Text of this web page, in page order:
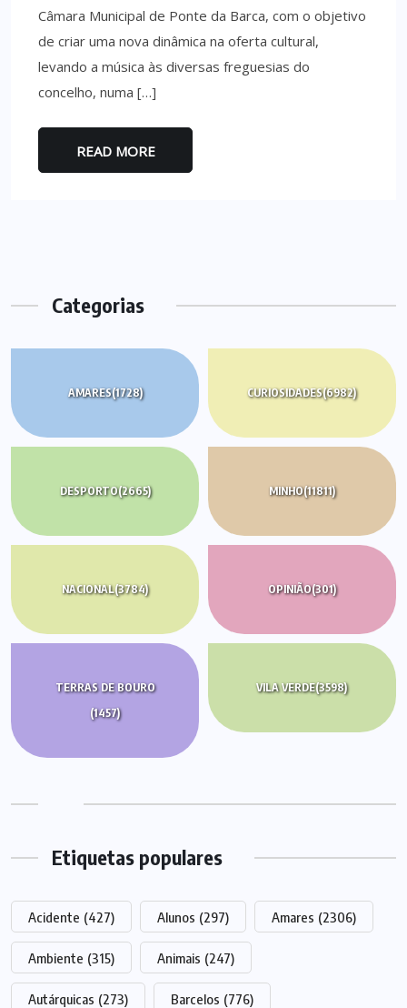
Câmara Municipal de Ponte da Barca, com o objetivo
de criar uma nova dinâmica na oferta cultural,
levando a música às diversas freguesias do
concelho, numa […]
READ MORE
Categorias
AMARES(1728) CURIOSIDADES(6982)
DESPORTO(2665) MINHO(11811)
NACIONAL(3784) OPINIÃO(301)
TERRAS DE BOURO
(1457)
VILA VERDE(3598)
Etiquetas populares
Acidente (427) Alunos (297) Amares (2306)
Ambiente (315) Animais (247)
Autárquicas (273) Barcelos (776)